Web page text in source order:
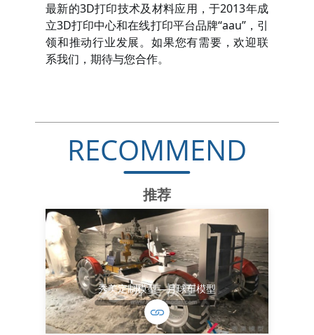
最新的3D打印技术及材料应用，于2013年成
立3D打印中心和在线打印平台品牌“aau”，引
领和推动行业发展。如果您有需要，欢迎联
系我们，期待与您合作。
RECOMMEND
推荐
秀美定制模型—月球车模型